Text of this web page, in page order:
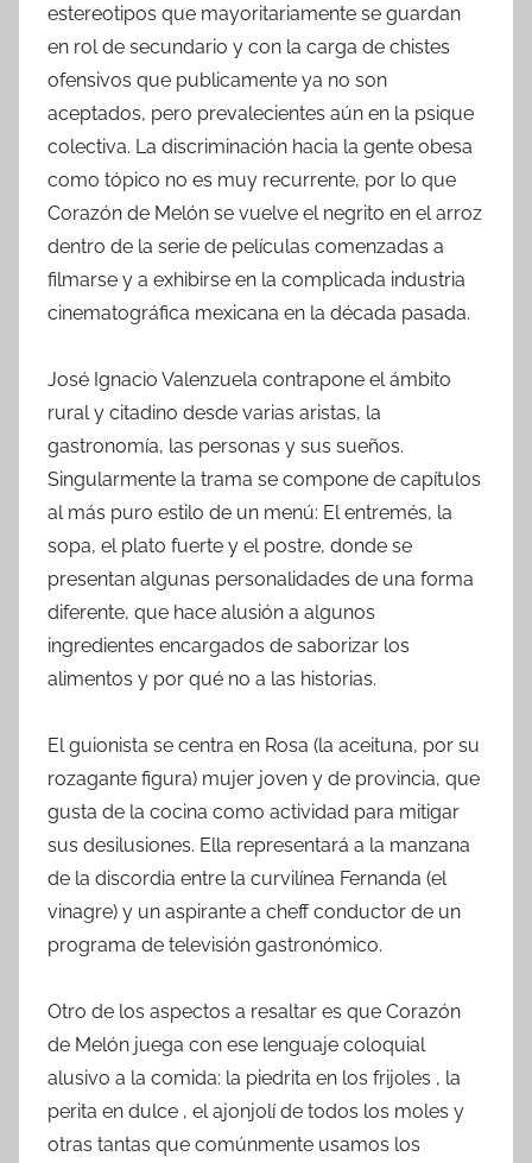
estereotipos que mayoritariamente se guardan
en rol de secundario y con la carga de chistes
ofensivos que publicamente ya no son
aceptados, pero prevalecientes aún en la psique
colectiva. La discriminación hacia la gente obesa
como tópico no es muy recurrente, por lo que
Corazón de Melón se vuelve el negrito en el arroz
dentro de la serie de películas comenzadas a
filmarse y a exhibirse en la complicada industria
cinematográfica mexicana en la década pasada.
José Ignacio Valenzuela contrapone el ámbito
rural y citadino desde varias aristas, la
gastronomía, las personas y sus sueños.
Singularmente la trama se compone de capítulos
al más puro estilo de un menú: El entremés, la
sopa, el plato fuerte y el postre, donde se
presentan algunas personalidades de una forma
diferente, que hace alusión a algunos
ingredientes encargados de saborizar los
alimentos y por qué no a las historias.
El guionista se centra en Rosa (la aceituna, por su
rozagante figura) mujer joven y de provincia, que
gusta de la cocina como actividad para mitigar
sus desilusiones. Ella representará a la manzana
de la discordia entre la curvilínea Fernanda (el
vinagre) y un aspirante a cheff conductor de un
programa de televisión gastronómico.
Otro de los aspectos a resaltar es que Corazón
de Melón juega con ese lenguaje coloquial
alusivo a la comida: la piedrita en los frijoles , la
perita en dulce , el ajonjolí de todos los moles y
otras tantas que comúnmente usamos los